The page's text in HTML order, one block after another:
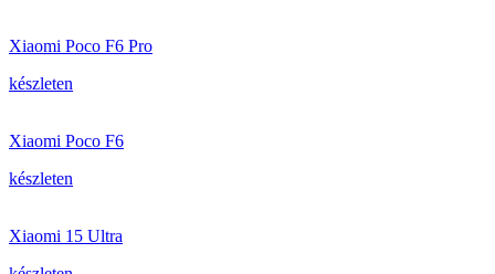
Xiaomi Poco F6 Pro
készleten
Xiaomi Poco F6
készleten
Xiaomi 15 Ultra